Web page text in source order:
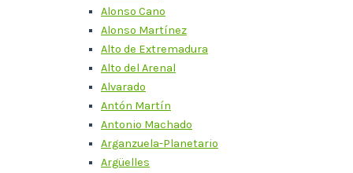
Alonso Cano
Alonso Martínez
Alto de Extremadura
Alto del Arenal
Alvarado
Antón Martín
Antonio Machado
Arganzuela-Planetario
Argüelles